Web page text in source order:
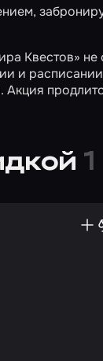
Квестов»
и
1